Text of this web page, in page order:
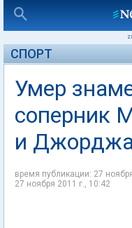
СПОРТ
Умер
соперник
и
время публикации: 27
27 ноября 2011 г., 10:42